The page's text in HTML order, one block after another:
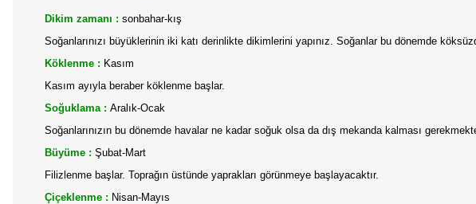
Dikim zamanı : sonbahar-kış
Soğanlarınızı büyüklerinin iki katı derinlikte dikimlerini yapınız. Soğanlar bu dönemde
Köklenme : Kasım
Kasım ayıyla beraber köklenme başlar.
Soğuklama : Aralık-Ocak
Soğanlarınızın bu dönemde havalar ne kadar soğuk olsa da dış mekanda kalması
Büyüme : Şubat-Mart
Filizlenme başlar. Toprağın üstünde yaprakları görünmeye başlayacaktır.
Çiçeklenme : Nisan-Mayıs